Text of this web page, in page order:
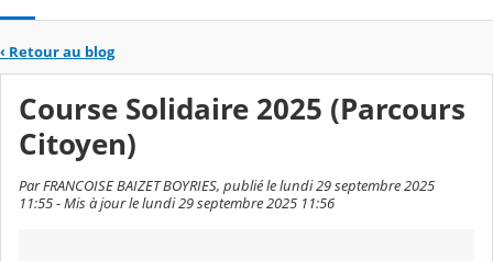
‹ Retour au blog
Course Solidaire 2025 (Parcours
Citoyen)
Par FRANCOISE BAIZET BOYRIES, publié le lundi 29 septembre 2025
11:55 - Mis à jour le lundi 29 septembre 2025 11:56